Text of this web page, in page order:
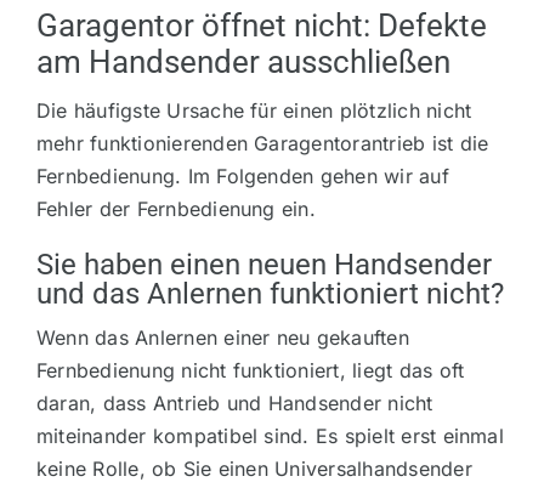
Garagentor öffnet nicht: Defekte
am Handsender ausschließen
Die häufigste Ursache für einen plötzlich nicht
mehr funktionierenden Garagentorantrieb ist die
Fernbedienung. Im Folgenden gehen wir auf
Fehler der Fernbedienung ein.
Sie haben einen neuen Handsender
und das Anlernen funktioniert nicht?
Wenn das Anlernen einer neu gekauften
Fernbedienung nicht funktioniert, liegt das oft
daran, dass Antrieb und Handsender nicht
miteinander kompatibel sind. Es spielt erst einmal
keine Rolle, ob Sie einen Universalhandsender